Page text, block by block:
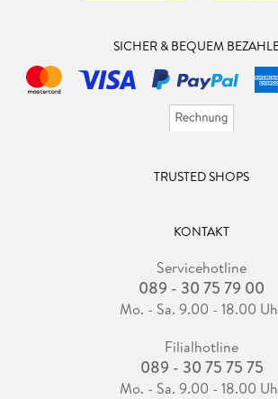
SICHER & BEQUEM
TRUSTED SHOPS
KONTAKT
Servicehotline
089 - 30 75 79 00
Mo. - Sa. 9.00 - 18.00
Filialhotline
089 - 30 75 75 75
Mo. - Sa. 9.00 - 18.00